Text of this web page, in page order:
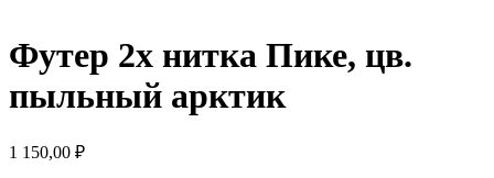
Футер 2х нитка Пике, цв.
пыльный арктик
1 150,00 ₽